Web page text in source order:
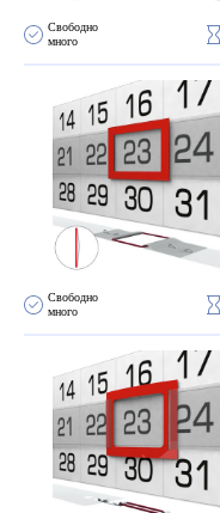
Свободно
много
Свободно
много